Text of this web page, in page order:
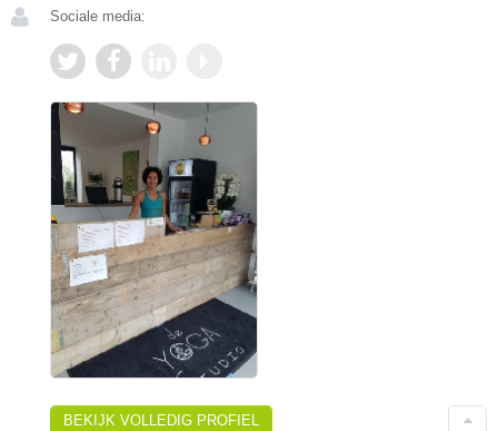
Sociale media:
BEKIJK VOLLEDIG PROFIEL